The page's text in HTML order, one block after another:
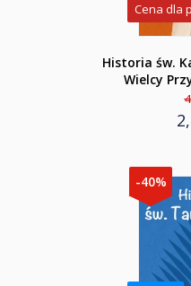
Cena dla
Historia św.
Wielcy
-40%